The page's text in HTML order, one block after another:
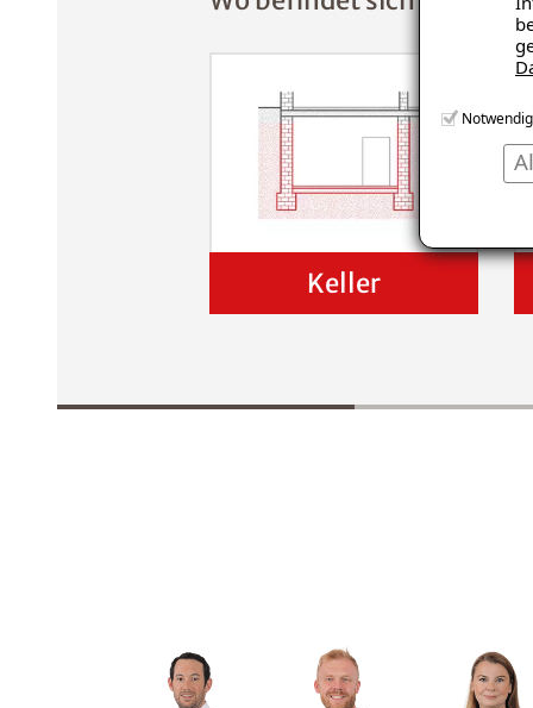
Notwendig
Keller